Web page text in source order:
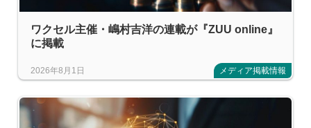
ワクセル主催・嶋村吉洋の連載が『ZUU online』
に掲載
2026年8月1日 メディア掲載情報